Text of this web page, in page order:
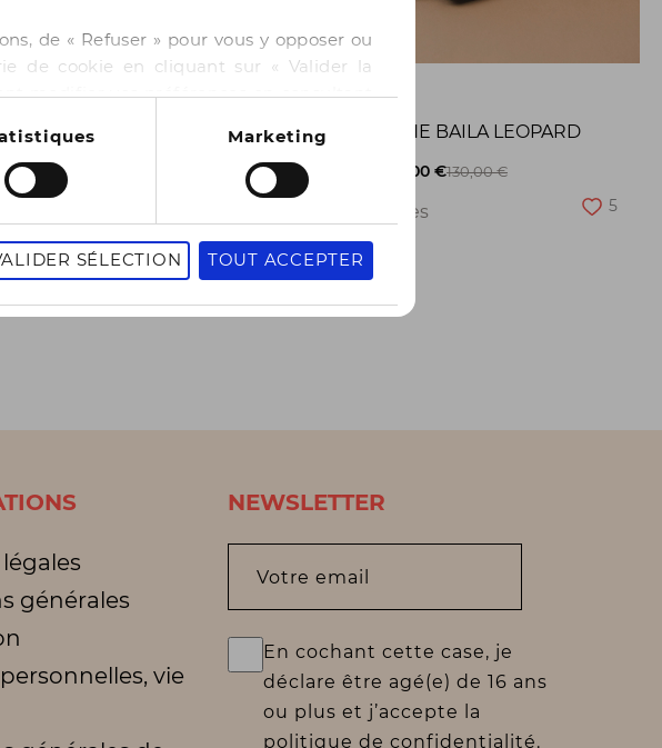
de « Refuser » pour vous y opposer ou
de cookie en cliquant sur « Valider la
modifier vos préférences en consultant
Marketing
SÉLECTION TOUT ACCEPTER
BEJIA BEIGE
BALLERINE BAILA LEOPARD
65,00 €130,00 €
2 pointures 5
articles
générales
vie
NEWSLETTER
Votre email
En cochant cette case, je
déclare être agé(e) de 16 ans
ou plus et j’accepte la
politique de confidentialité.